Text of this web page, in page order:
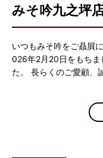
みそ吟九之坪
いつもみそ吟をご贔屓
026年2月20日をもちま
た。 長らくのご愛顧、